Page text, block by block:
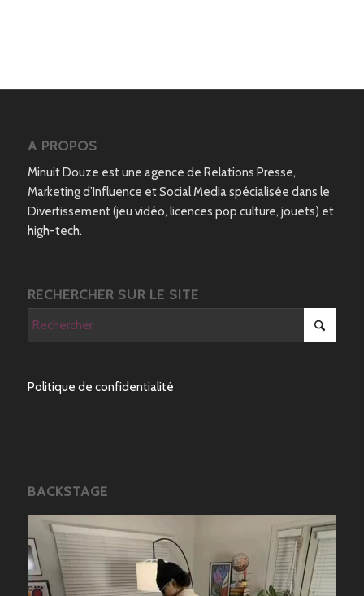
A PROPOS
Minuit Douze est une agence de Relations Presse,
Marketing d’Influence et Social Media spécialisée dans le
Divertissement (jeu vidéo, licences pop culture, jouets) et
high-tech.
RECHERCHER SUR LE SITE
Politique de confidentialité
BACKSTAGE